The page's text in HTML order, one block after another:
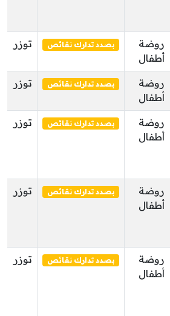
روضة
أطفال
بصدد تدارك نقائص توزر
روضة
أطفال
بصدد تدارك نقائص توزر
روضة
أطفال
بصدد تدارك نقائص توزر
روضة
أطفال
بصدد تدارك نقائص توزر
روضة
أطفال
بصدد تدارك نقائص توزر